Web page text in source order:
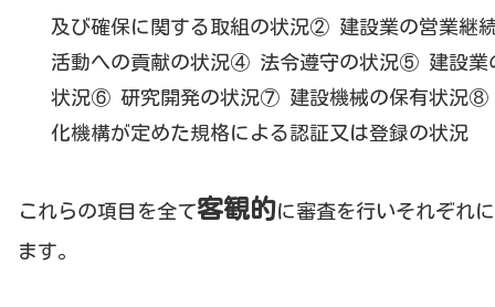
及び確保に関する取組の状況② 建設業の営業継
活動への貢献の状況④ 法令遵守の状況⑤ 建設業
状況⑥ 研究開発の状況⑦ 建設機械の保有状況⑧
化機構が定めた規格による認証又は登録の状況
これらの項目を全て客観的に審査を行いそれぞれ
ます。